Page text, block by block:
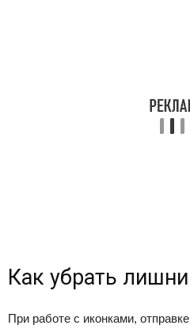
Как убрать
При работе с иконками,